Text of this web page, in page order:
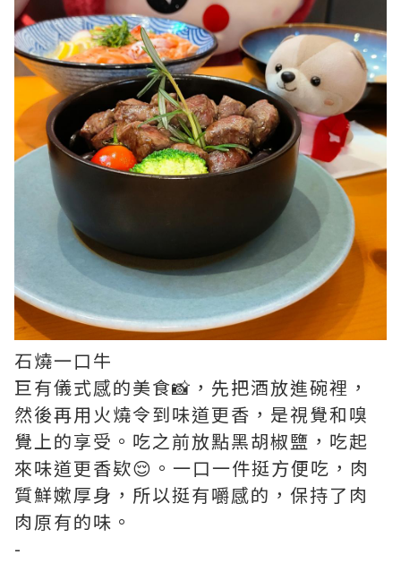
石燒一口牛
巨有儀式感的美食📸，先把酒放進碗裡，
然後再用火燒令到味道更香，是視覺和嗅
覺上的享受。吃之前放點黑胡椒鹽，吃起
來味道更香欵😌。一口一件挺方便吃，肉
質鮮嫰厚身，所以挺有嚼感的，保持了肉
肉原有的味。
-